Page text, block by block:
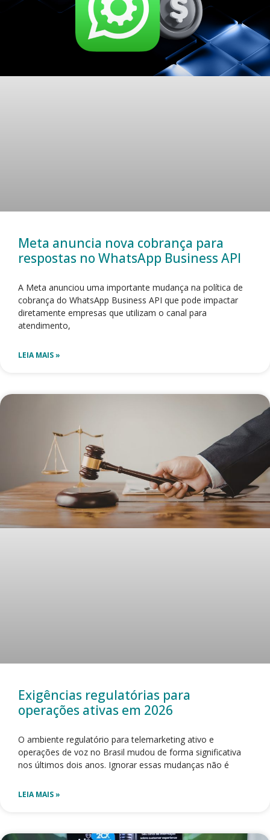
Meta anuncia nova cobrança para
respostas no WhatsApp Business API
A Meta anunciou uma importante mudança na política de
cobrança do WhatsApp Business API que pode impactar
diretamente empresas que utilizam o canal para
atendimento,
LEIA MAIS »
Exigências regulatórias para
operações ativas em 2026
O ambiente regulatório para telemarketing ativo e
operações de voz no Brasil mudou de forma significativa
nos últimos dois anos. Ignorar essas mudanças não é
LEIA MAIS »